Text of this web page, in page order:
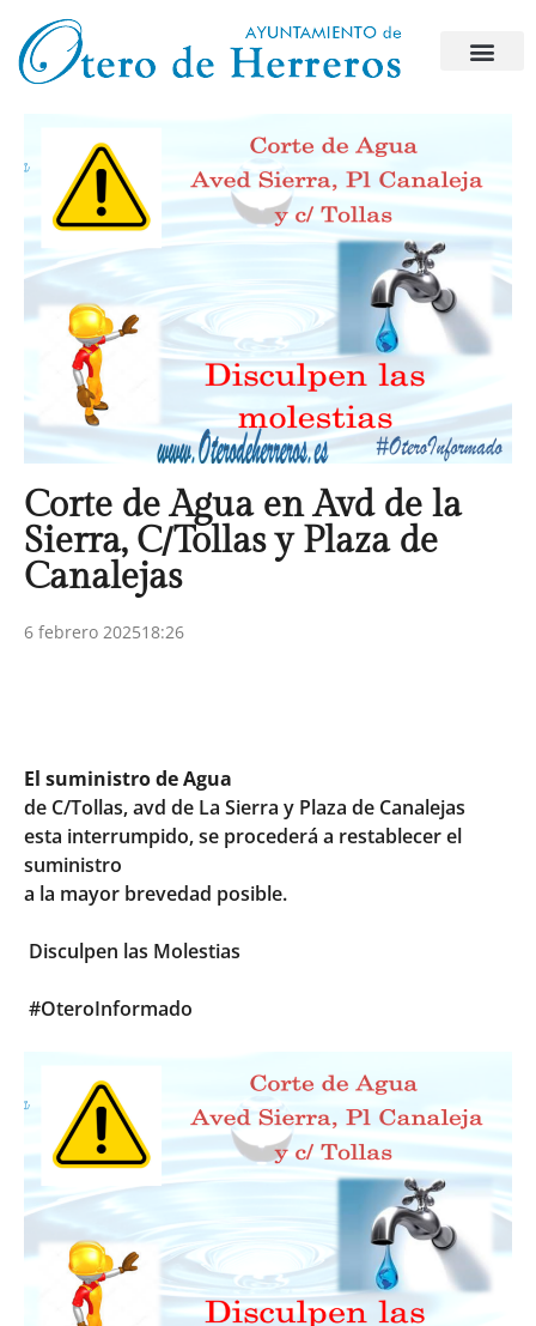
Corte de Agua en Avd de la
Sierra, C/Tollas y Plaza de
Canalejas
6 febrero 202518:26
El suministro de Agua
de C/Tollas, avd de La Sierra y Plaza de Canalejas
esta interrumpido, se procederá a restablecer el
suministro
a la mayor brevedad posible.
Disculpen las Molestias
#OteroInformado